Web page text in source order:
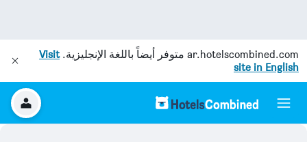
ar.hotelscombined.com متوفر أيضاً باللغة الإنجليزية.Visit
site in English